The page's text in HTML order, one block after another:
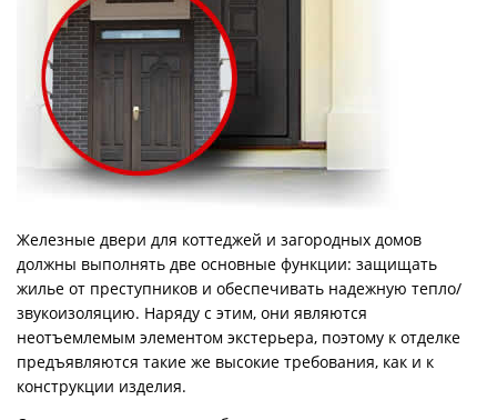
Железные двери для коттеджей и загородных домов
должны выполнять две основные функции: защищать
жилье от преступников и обеспечивать надежную тепло/
звукоизоляцию. Наряду с этим, они являются
неотъемлемым элементом экстерьера, поэтому к отделке
предъявляются такие же высокие требования, как и к
конструкции изделия.